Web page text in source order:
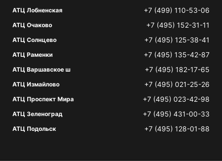
АТЦ Лобненская +7 (499) 110-53-06
АТЦ Очаково +7 (495) 152-31-11
АТЦ Солнцево +7 (495) 125-38-41
АТЦ Раменки +7 (495) 135-42-87
АТЦ Варшавское ш +7 (495) 182-17-65
АТЦ Измайлово +7 (495) 021-25-26
АТЦ Проспект Мира +7 (495) 023-42-98
АТЦ Зеленоград +7 (495) 431-00-33
АТЦ Подольск +7 (495) 128-01-88